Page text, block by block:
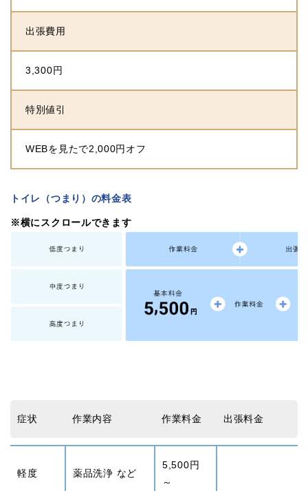
出張費用
3,300円
特別値引
WEBを見たで2,000円オフ
トイレ（つまり）の料金表
※横にスクロールできます
症状 作業内容 作業料金 出張料金
軽度 薬品洗浄 など
5,500円
～